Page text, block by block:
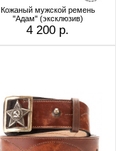
Кожаный мужской ремень
"Адам" (эксклюзив)
4 200 р.